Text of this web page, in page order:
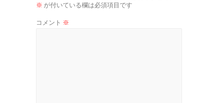
※ が付いている欄は必須項目です
コメント ※